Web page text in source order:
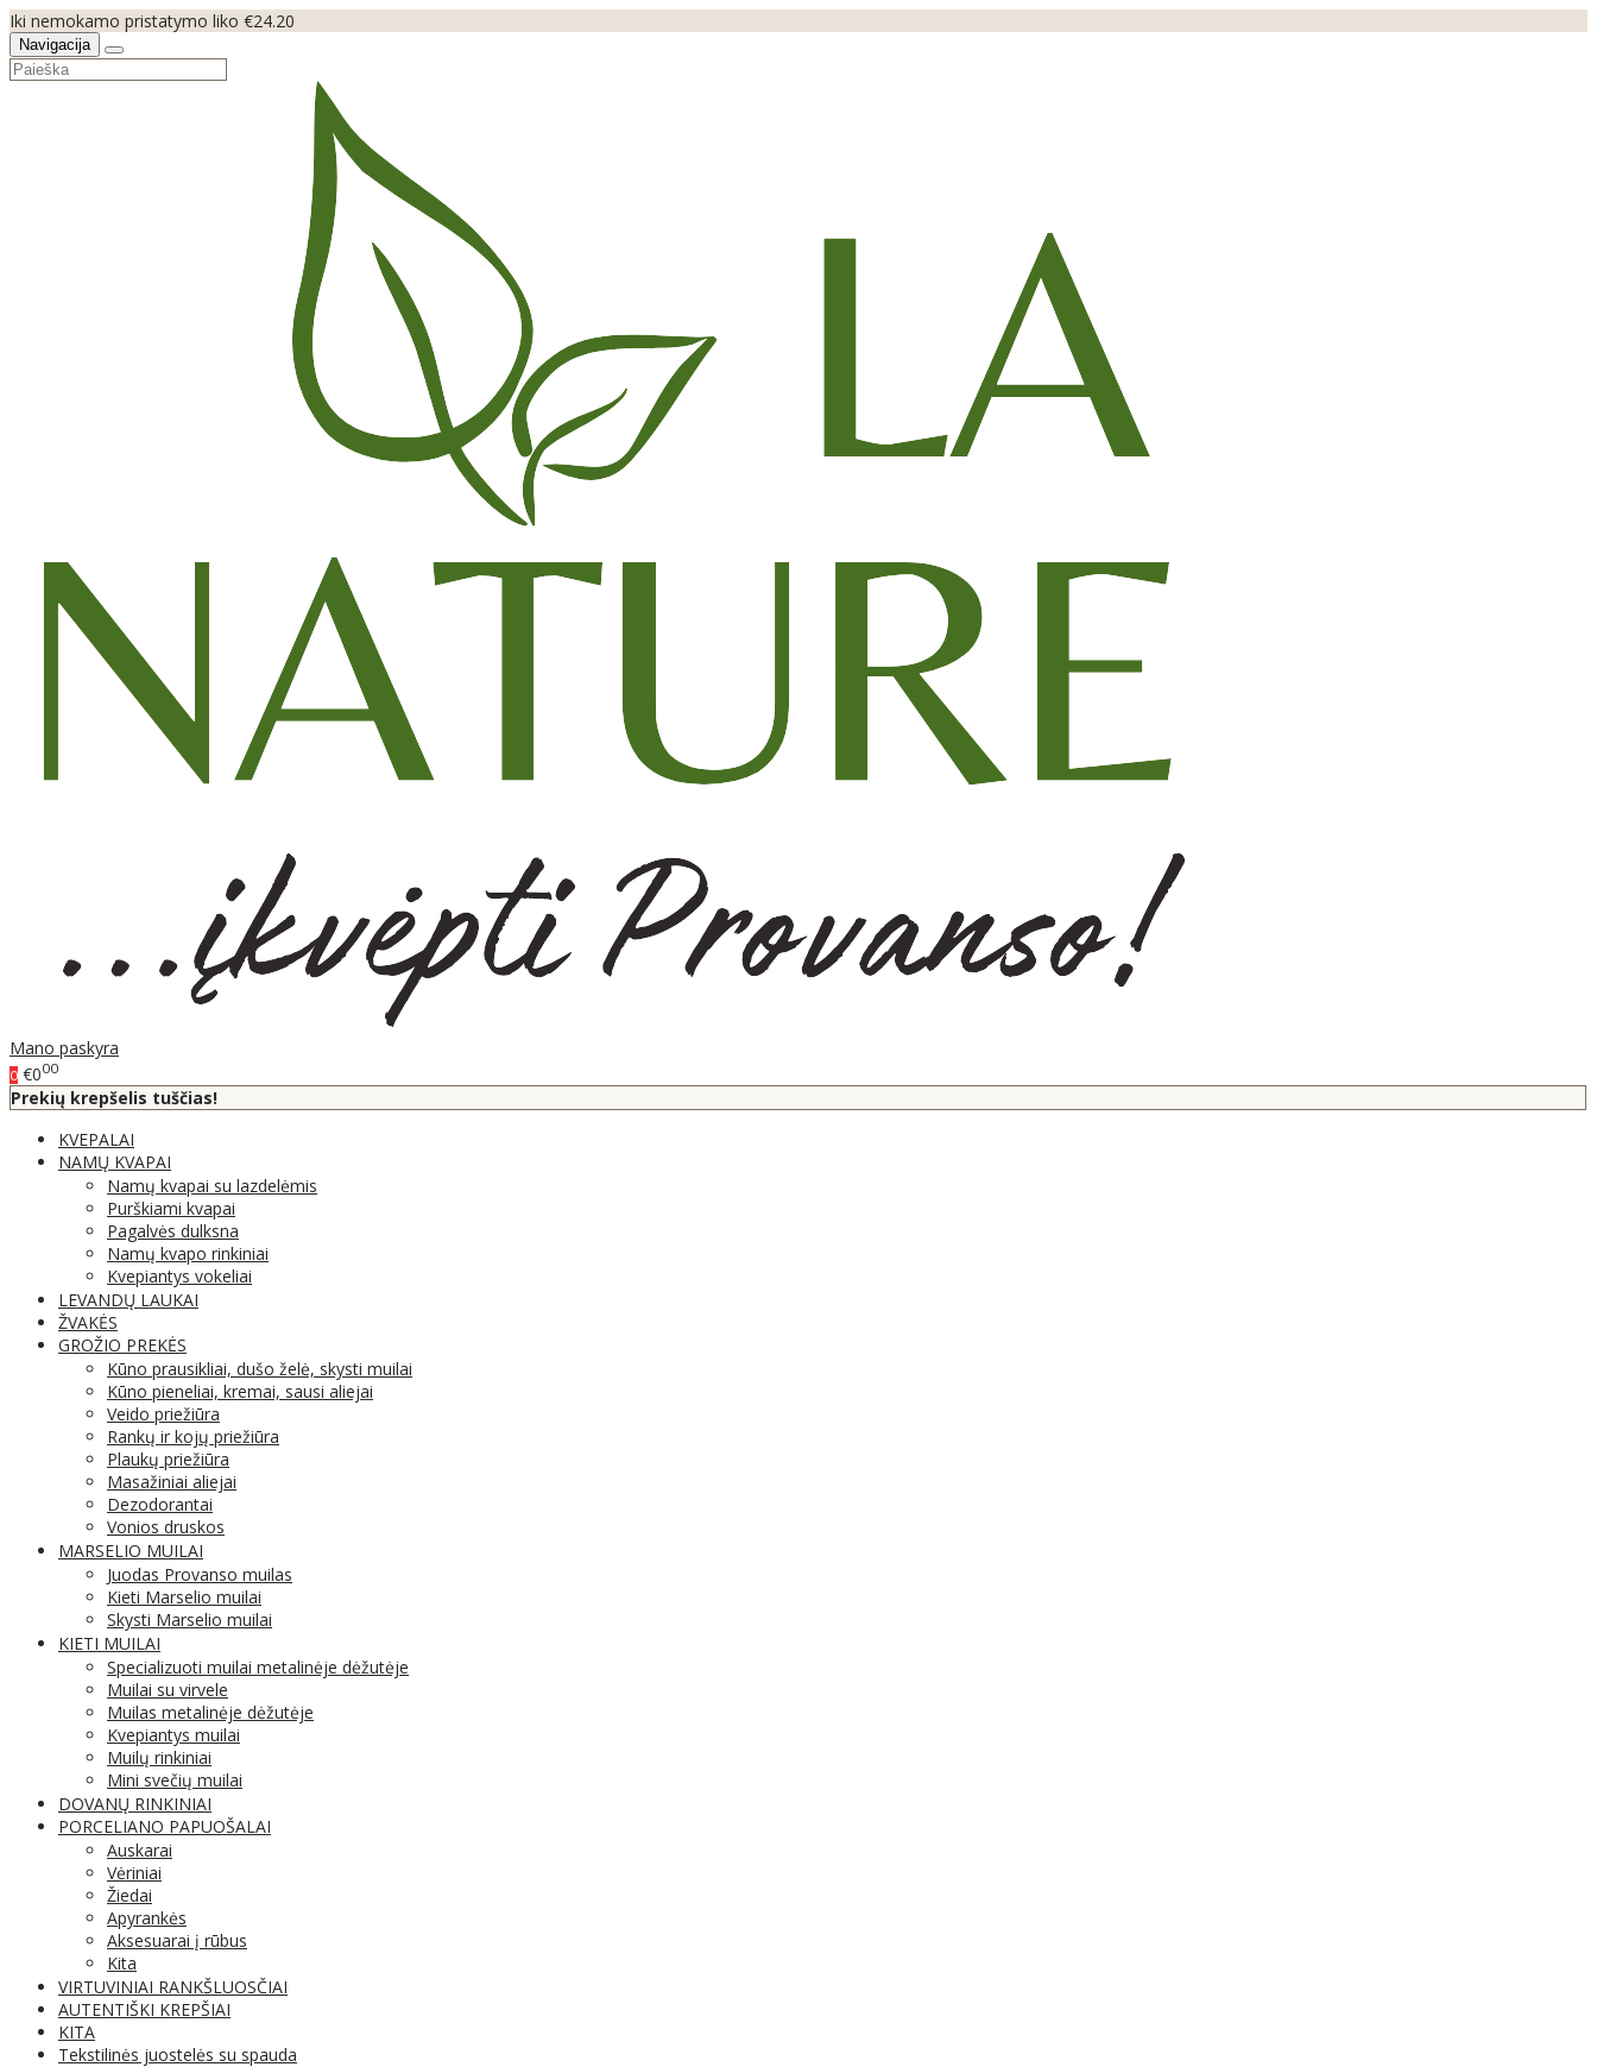
Iki nemokamo pristatymo liko €24.20
Navigacija
Mano paskyra
0 €000
Prekių krepšelis tuščias!
KVEPALAI
NAMŲ KVAPAI
Namų kvapai su lazdelėmis
Purškiami kvapai
Pagalvės dulksna
Namų kvapo rinkiniai
Kvepiantys vokeliai
LEVANDŲ LAUKAI
ŽVAKĖS
GROŽIO PREKĖS
Kūno prausikliai, dušo želė, skysti muilai
Kūno pieneliai, kremai, sausi aliejai
Veido priežiūra
Rankų ir kojų priežiūra
Plaukų priežiūra
Masažiniai aliejai
Dezodorantai
Vonios druskos
MARSELIO MUILAI
Juodas Provanso muilas
Kieti Marselio muilai
Skysti Marselio muilai
KIETI MUILAI
Specializuoti muilai metalinėje dėžutėje
Muilai su virvele
Muilas metalinėje dėžutėje
Kvepiantys muilai
Muilų rinkiniai
Mini svečių muilai
DOVANŲ RINKINIAI
PORCELIANO PAPUOŠALAI
Auskarai
Vėriniai
Žiedai
Apyrankės
Aksesuarai į rūbus
Kita
VIRTUVINIAI RANKŠLUOSČIAI
AUTENTIŠKI KREPŠIAI
KITA
Tekstilinės juostelės su spauda